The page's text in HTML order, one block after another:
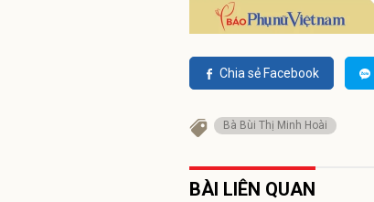
Chia sẻ Facebook
Bà Bùi Thị Minh Hoài
BÀI LIÊN QUAN